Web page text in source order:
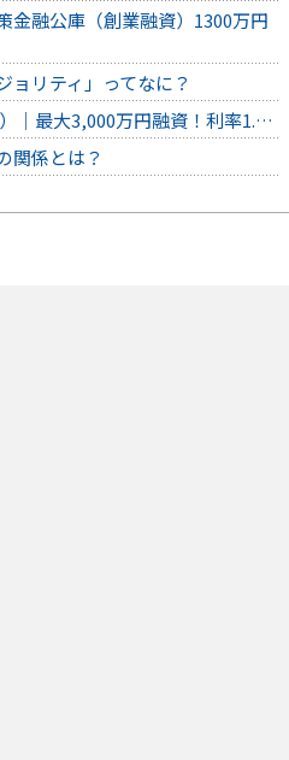
金融公庫（創業融資）1300万円
ョリティ」ってなに？
｜最大3,000万円融資！利率1.…
関係とは？